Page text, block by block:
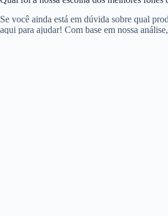
Se você ainda está em dúvida sobre qual
aqui para ajudar! Com base em nossa